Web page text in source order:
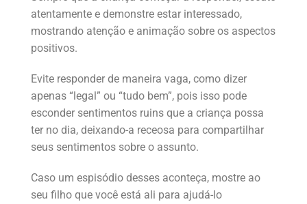
atentamente e demonstre estar interessado,
mostrando atenção e animação sobre os aspectos
positivos.
Evite responder de maneira vaga, como dizer
apenas “legal” ou “tudo bem”, pois isso pode
esconder sentimentos ruins que a criança possa
ter no dia, deixando-a receosa para compartilhar
seus sentimentos sobre o assunto.
Caso um espisódio desses aconteça, mostre ao
seu filho que você está ali para ajudá-lo